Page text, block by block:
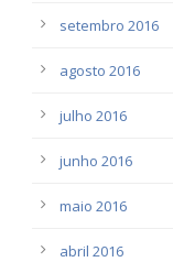
setembro 2016
agosto 2016
julho 2016
junho 2016
maio 2016
abril 2016